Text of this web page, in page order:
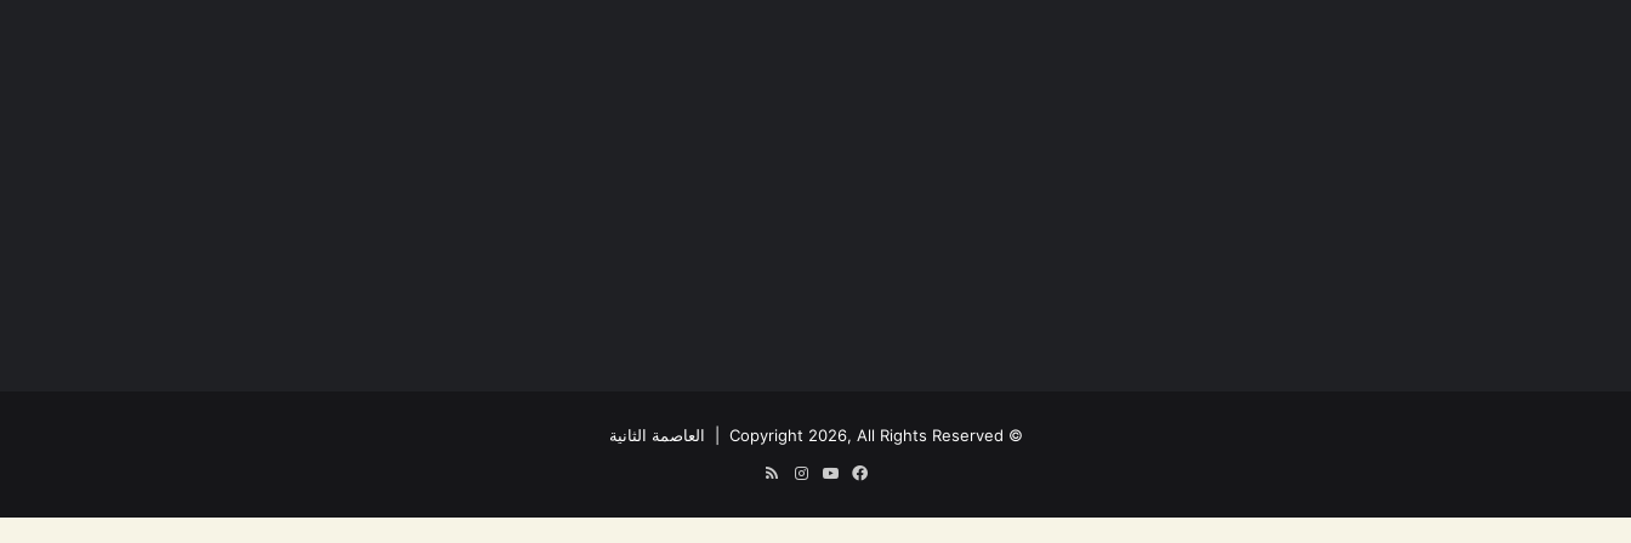
© Copyright 2026, All Rights Reserved |
العاصمة الثانية
فيسبوكيوتيوبانستقرام
ملخص